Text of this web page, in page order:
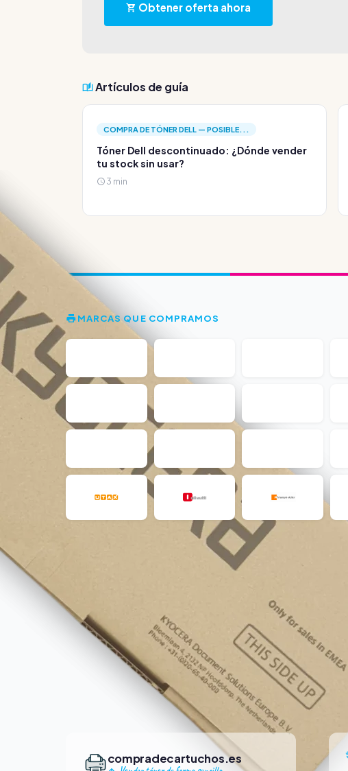
Obtener oferta ahora
Artículos de guía
COMPRA DE TÓNER DELL — POSIBLE...
Tóner Dell descontinuado: ¿Dónde vender
tu stock sin usar?
3 min
MARCAS QUE COMPRAMOS
compradecartuchos.es